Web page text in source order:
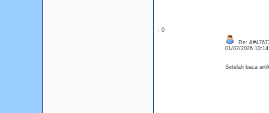
: 0
Re:
01/02/2026
Setelah baca